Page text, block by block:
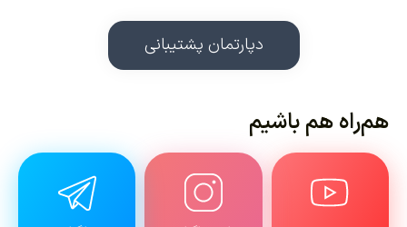
دپارتمان پشتیبانی
هم‌راه هم باشیم